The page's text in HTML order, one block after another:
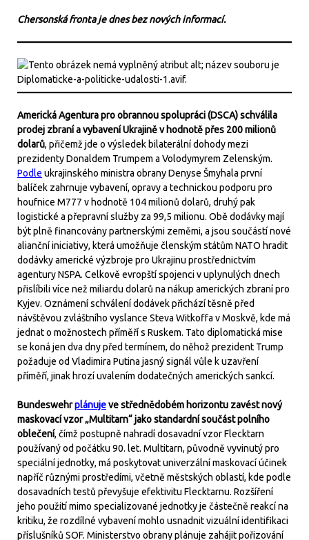
Chersonská fronta je dnes bez nových informací.
Americká Agentura pro obrannou spolupráci (DSCA) schválila
prodej zbraní a vybavení Ukrajině v hodnotě přes 200 milionů
dolarů, přičemž jde o výsledek bilaterální dohody mezi
prezidenty Donaldem Trumpem a Volodymyrem Zelenským.
Podle ukrajinského ministra obrany Denyse Šmyhala první
balíček zahrnuje vybavení, opravy a technickou podporu pro
houfnice M777 v hodnotě 104 milionů dolarů, druhý pak
logistické a přepravní služby za 99,5 milionu. Obě dodávky mají
být plně financovány partnerskými zeměmi, a jsou součástí nové
alianční iniciativy, která umožňuje členským státům NATO hradit
dodávky americké výzbroje pro Ukrajinu prostřednictvím
agentury NSPA. Celkově evropští spojenci v uplynulých dnech
přislíbili více než miliardu dolarů na nákup amerických zbraní pro
Kyjev. Oznámení schválení dodávek přichází těsně před
návštěvou zvláštního vyslance Steva Witkoffa v Moskvě, kde má
jednat o možnostech příměří s Ruskem. Tato diplomatická mise
se koná jen dva dny před termínem, do něhož prezident Trump
požaduje od Vladimira Putina jasný signál vůle k uzavření
příměří, jinak hrozí uvalením dodatečných amerických sankcí.
Bundeswehrplánujeve střednědobém horizontu zavést nový
maskovací vzor „Multitarn“ jako standardní součást polního
oblečení, čímž postupně nahradí dosavadní vzor Flecktarn
používaný od počátku 90. let. Multitarn, původně vyvinutý pro
speciální jednotky, má poskytovat univerzální maskovací účinek
napříč různými prostředími, včetně městských oblastí, kde podle
dosavadních testů převyšuje efektivitu Flecktarnu. Rozšíření
jeho použití mimo specializované jednotky je částečně reakcí na
kritiku, že rozdílné vybavení mohlo usnadnit vizuální identifikaci
příslušníků SOF. Ministerstvo obrany plánuje zahájit pořizování